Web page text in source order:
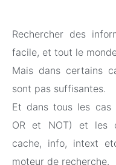
Rechercher des
facile, et tout le
Mais dans certains
sont pas suffisantes.
Et dans tous les cas
OR et NOT) et les
cache, info, intext
moteur de recherche.